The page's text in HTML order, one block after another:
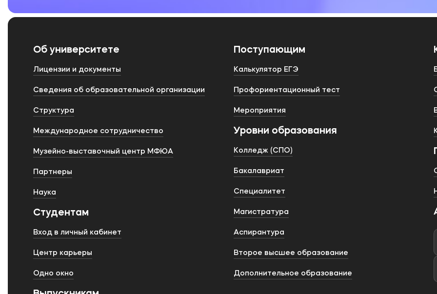
Об университете
Лицензии и документы
Сведения об образовательной организации
Структура
Международное сотрудничество
Музейно-выставочный центр МФЮА
Партнеры
Наука
Студентам
Вход в личный кабинет
Центр карьеры
Одно окно
Поступающим
Калькулятор ЕГЭ
Профориентационный тест
Мероприятия
Уровни образования
Колледж (СПО)
Бакалавриат
Специалитет
Магистратура
Аспирантура
Второе высшее образование
Дополнительное образование